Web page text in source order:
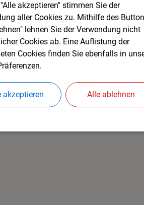
und Mitfahren: Das ist das
auch die regionalen Vereine
Informationen finden Sie unter
akzeptieren" stimmen Sie der
aller Cookies zu. Mithilfe des
lehnen Sie der Verwendung nicht
Cookies ab. Eine Auflistung der
Cookies finden Sie ebenfalls in
akzeptieren Alle ablehnen